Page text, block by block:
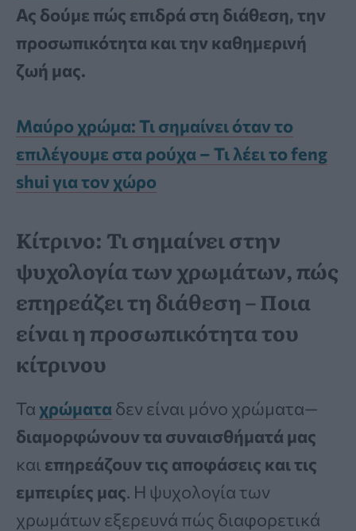
Ας δούμε πώς επιδρά στη διάθεση, την
προσωπικότητα και την καθημερινή
ζωή μας.
Μαύρο χρώμα: Τι σημαίνει όταν το
επιλέγουμε στα ρούχα – Τι λέει το feng
shui για τον χώρο
Κίτρινο: Τι σημαίνει στην
ψυχολογία των χρωμάτων, πώς
επηρεάζει τη διάθεση – Ποια
είναι η προσωπικότητα του
κίτρινου
Ταχρώματα δεν είναι μόνο χρώματα—
διαμορφώνουν τα συναισθήματά μας
και επηρεάζουν τις αποφάσεις και τις
εμπειρίες μας. Η ψυχολογία των
χρωμάτων εξερευνά πώς διαφορετικά